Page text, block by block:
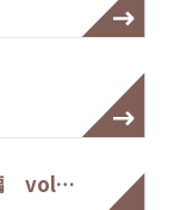
編 vol…